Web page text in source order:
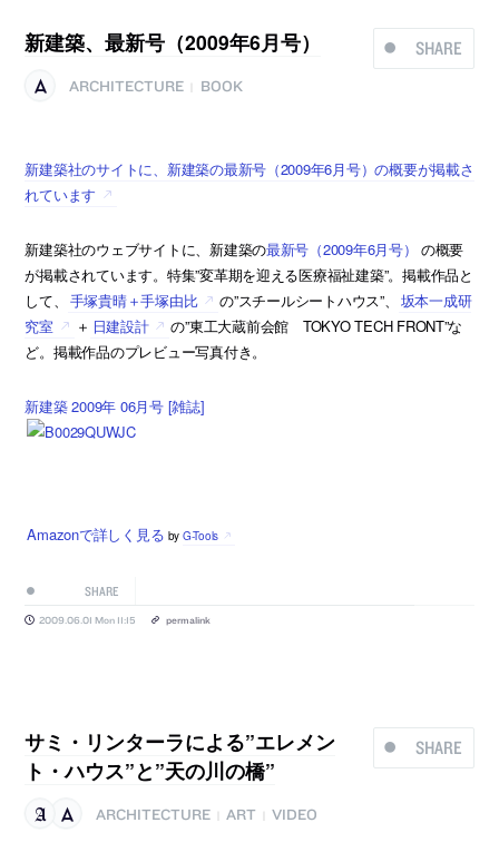
SHARE
新建築、最新号（2009年6月号）
ARCHITECTURE BOOK
新建築社のサイトに、新建築の最新号（2009年6月号）の概要が掲載さ
れています
新建築社のウェブサイトに、新建築の最新号（2009年6月号） の概要
が掲載されています。特集”変革期を迎える医療福祉建築”。掲載作品と
して、
手塚貴晴＋手塚由比 の”スチールシートハウス”、
坂本一成研
究室
＋ 日建設計
の”東工大蔵前会館 TOKYO TECH FRONT”な
ど。掲載作品のプレビュー写真付き。
新建築 2009年 06月号 [雑誌]
Amazonで詳しく見る by G-Tools
SHARE
2009.06.01 Mon 11:15 permalink
SHARE
サミ・リンターラによる”エレメン
ト・ハウス”と”天の川の橋”
ARCHITECTURE ART VIDEO